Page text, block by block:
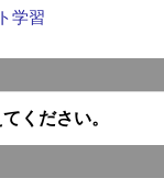
学習
ください。